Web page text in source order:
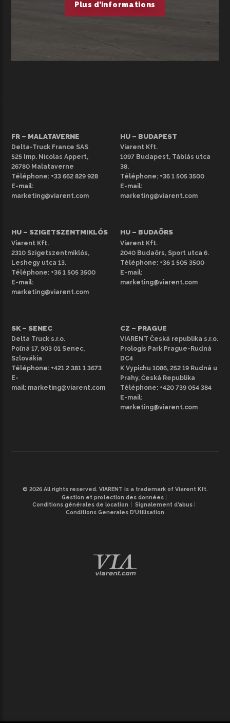
Plus d’informations
FR – MALATAVERNE
Delta-Truck France SAS
525 Imp. Nicolas Appert,
26780 Malataverne
Téléphone: +33 662 829 928
E-mail:
marketing@viarent.com
HU – BUDAPEST
Viarent Kft.
1097 Budapest, Táblás utca
38.
Téléphone: +36 1 505 3500
E-mail:
marketing@viarent.com
HU – SZIGETSZENTMIKLÓS
Viarent Kft.
2310 Szigetszentmiklós,
Leshegy utca 13.
Téléphone: +36 1 505 3500
E-mail:
marketing@viarent.com
HU – BUDAÖRS
Viarent Kft.
2040 Budaörs, Sport utca 6.
Téléphone: +36 1 505 3500
E-mail:
marketing@viarent.com
SK – SENEC
Delta Truck s.r.o.
Poľná 17, 903 01 Senec,
Szlovákia
Téléphone: +421 2 381 1 3673
E-
mail: marketing@viarent.com
CZ – PRAGUE
VIARENT Česká republika s.r.o.
Prologis Park Prague-Rudná
DC4
K Vypichu 1086, 252 19 Rudná u
Prahy, Česká Republika
Téléphone: +420 739 054 384
E-mail:
marketing@viarent.com
© 2026 All rights reserved. VIARENT is a trademark of Viarent Kft.
Gestion et protection des données
Conditions générales de location
Signalement d’abus
Conditions Generales D’Utilisation